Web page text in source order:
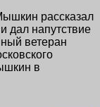
рассказал
дал напутствие
ветеран
в